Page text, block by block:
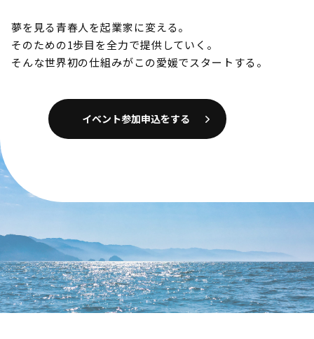
夢を見る青春人を起業家に変える。
そのための1歩目を全力で提供していく。
そんな世界初の仕組みがこの愛媛でスタートする。
イベント参加申込をする